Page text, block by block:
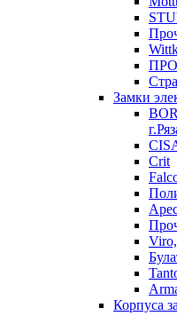
Замки
Crit
Корпуса